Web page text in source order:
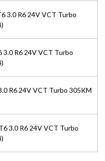
3.0 R6 24V VCT Turbo
3.0 R6 24V VCT Turbo
R6 24V VCT Turbo 305KM
3.0 R6 24V VCT Turbo